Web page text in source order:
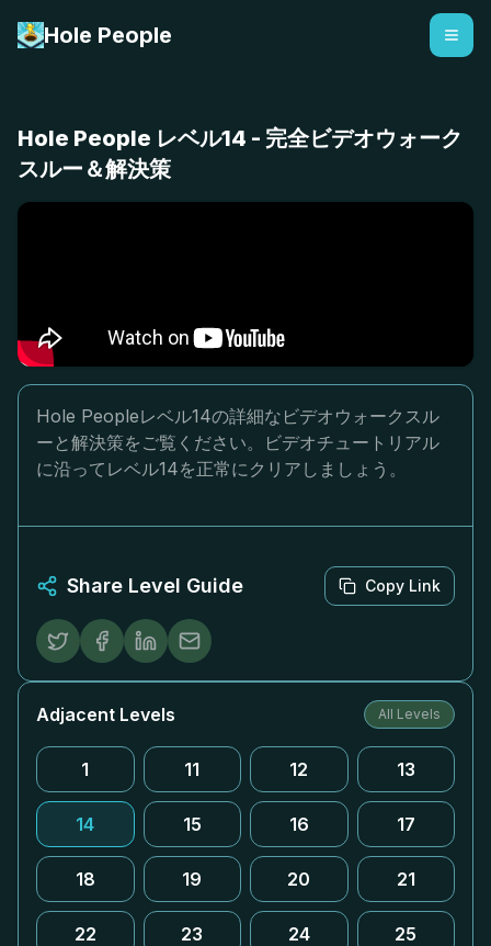
Hole People
Hole People レベル14 - 完全ビデオウォーク
スルー＆解決策
Hole Peopleレベル14の詳細なビデオウォークスル
ーと解決策をご覧ください。ビデオチュートリアル
に沿ってレベル14を正常にクリアしましょう。
Share Level Guide Copy Link
Adjacent Levels All Levels
1 11 12 13
14 15 16 17
18 19 20 21
22 23 24 25